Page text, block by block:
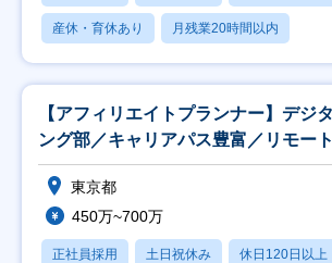
産休・育休あり 月残業20時間以内
【アフィリエイトプランナー】デジ
ング部／キャリアパス豊富／リモー
東京都
450万~700万
正社員採用 土日祝休み 休日120日以上